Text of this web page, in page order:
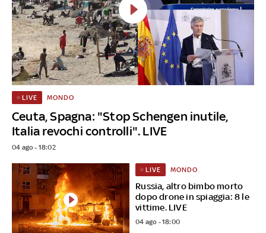
Ceuta, Spagna: "Stop Schengen inutile,
Italia revochi controlli". LIVE
LIVE MONDO
04 ago - 18:02
Russia, altro bimbo morto
dopo drone in spiaggia: 8 le
vittime. LIVE
LIVE MONDO
04 ago - 18:00